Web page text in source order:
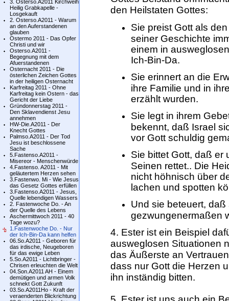
3. Osterso.A2011 Kirchweih
Heilig Grabkapelle -
Losgekauft
2. Osterso.A2011 - Warum
an den Auferstandenen
glauben
Ostermo 2011 - Das Opfer
Christi und wir
Osterso.A2011 -
Begegnung mit dem
Afuerstandenen
Osternacht 2011 - Die
österlichen Zeichen Gottes
in der heiligen Osternacht
Karfreitag 2011 - Ohne
Karfreitag kein Ostern - das
Gericht der Liebe
Gründonnerstag 2011 -
Den Sklavendienst Jesu
annehmen
HW-Die.A2011 - Der
Knecht Gottes
Palmso.A2011 - Der Tod
Jesu ist beschlossene
Sache
5.Fastenso.A2011 -
Misereor - Menschenwürde
4.Fastenso. A2011 - Mit
geläutertem Herzen sehen
3.Fastenwo. Mi - Wie Jesus
das Gesetz Gottes erfüllen
3.Fastenso.A2011 - Jesus,
Quelle lebendigen Wassers
2. Fastenwoche Do. - An
der Quelle des Lebens
Aschermittwoch 2011 - 40
Tage wozu?
1.Fastenwoche Do. - Nur
der Ich-Bin-Da kann helfen
06.So.A2011 - Geboren für
das irdische, Neugeboren
für das ewige Leben
5.So.A2011 - Lichtbringer -
Chrisen erleuchten die Welt
04.Son.A2011 AH - Einem
demütigen und armen Volk
schnekt Gott Zukunft
03.So.A2011Ho - Kraft der
veraenderten Blickrichtung
den Heilstaten Gottes:
Sie preist Gott als
seiner Geschichte
einem in
Ich-Bin-Da.
Sie erinnert an die
ihre Familie und in
erzählt wurden.
Sie legt in ihrem
bekennt, daß Israel
vor Gott schuldig
Sie bittet Gott, daß er
Seinen rettet.. Die
nicht höhnisch über
lachen und spotten
Und sie beteuert,
gezwungenermaßen
4. Ester ist ein Beispiel
ausweglosen Situationen
das Äußerste an
dass nur Gott die Herzen
ihn inständig bitten.